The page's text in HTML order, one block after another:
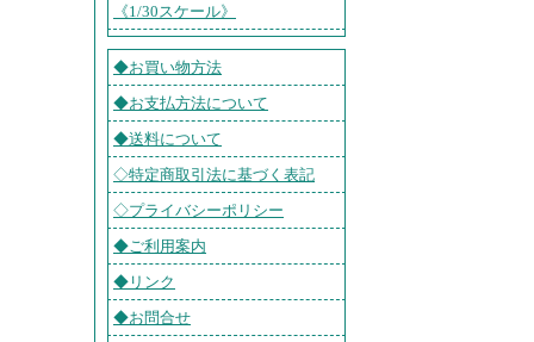
《1/30スケール》
◆お買い物方法
◆お支払方法について
◆送料について
◇特定商取引法に基づく表記
◇プライバシーポリシー
◆ご利用案内
◆リンク
◆お問合せ